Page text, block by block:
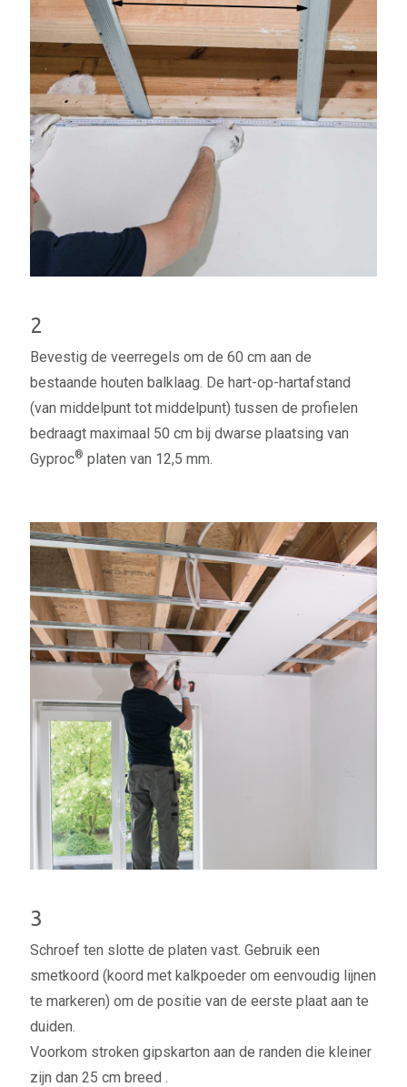
2
Bevestig de veerregels om de 60 cm aan de
bestaande houten balklaag. De hart-op-hartafstand
(van middelpunt tot middelpunt) tussen de profielen
bedraagt maximaal 50 cm bij dwarse plaatsing van
Gyproc® platen van 12,5 mm.
3
Schroef ten slotte de platen vast. Gebruik een
smetkoord (koord met kalkpoeder om eenvoudig lijnen
te markeren) om de positie van de eerste plaat aan te
duiden.
Voorkom stroken gipskarton aan de randen die kleiner
zijn dan 25 cm breed .